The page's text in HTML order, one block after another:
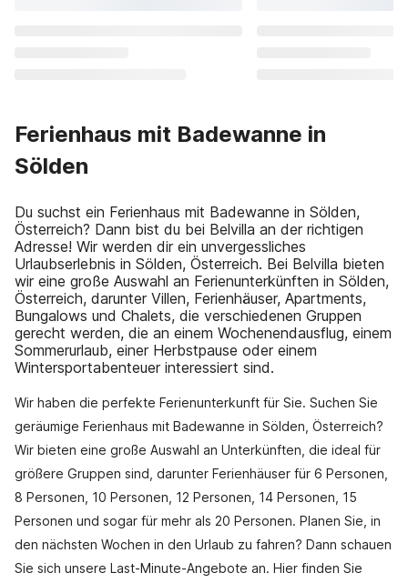
Ferienhaus mit Badewanne in
Sölden
Du suchst ein Ferienhaus mit Badewanne in Sölden,
Österreich? Dann bist du bei Belvilla an der richtigen
Adresse! Wir werden dir ein unvergessliches
Urlaubserlebnis in Sölden, Österreich. Bei Belvilla bieten
wir eine große Auswahl an Ferienunterkünften in Sölden,
Österreich, darunter Villen, Ferienhäuser, Apartments,
Bungalows und Chalets, die verschiedenen Gruppen
gerecht werden, die an einem Wochenendausflug, einem
Sommerurlaub, einer Herbstpause oder einem
Wintersportabenteuer interessiert sind.
Wir haben die perfekte Ferienunterkunft für Sie. Suchen Sie
geräumige Ferienhaus mit Badewanne in Sölden, Österreich?
Wir bieten eine große Auswahl an Unterkünften, die ideal für
größere Gruppen sind, darunter Ferienhäuser für 6 Personen,
8 Personen, 10 Personen, 12 Personen, 14 Personen, 15
Personen und sogar für mehr als 20 Personen. Planen Sie, in
den nächsten Wochen in den Urlaub zu fahren? Dann schauen
Sie sich unsere Last-Minute-Angebote an. Hier finden Sie